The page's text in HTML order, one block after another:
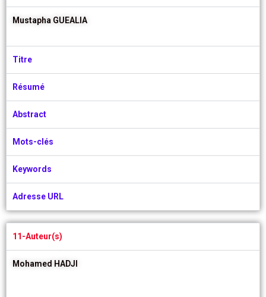
Mustapha GUEALIA
Titre
Résumé
Abstract
Mots-clés
Keywords
Adresse URL
11-Auteur(s)
Mohamed HADJI